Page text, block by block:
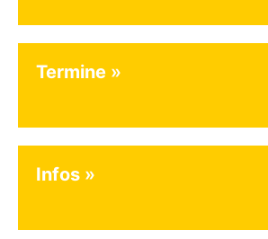
Termine
Infos